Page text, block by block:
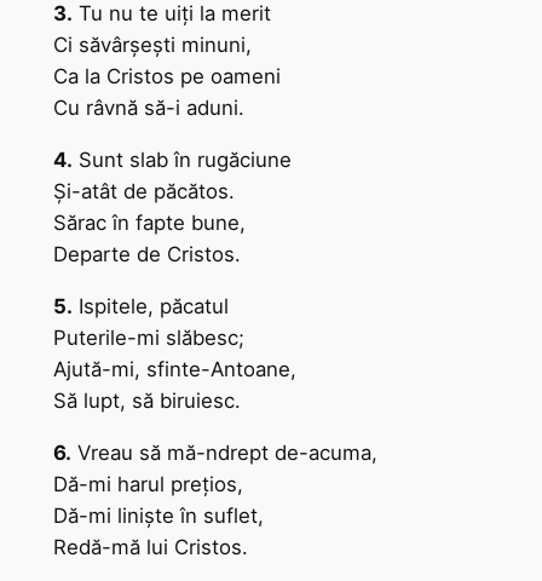
3. Tu nu te uiţi la merit
Ci săvârşeşti minuni,
Ca la Cristos pe oameni
Cu râvnă să-i aduni.
4. Sunt slab în rugăciune
Şi-atât de păcătos.
Sărac în fapte bune,
Departe de Cristos.
5. Ispitele, păcatul
Puterile-mi slăbesc;
Ajută-mi, sfinte-Antoane,
Să lupt, să biruiesc.
6. Vreau să mă-ndrept de-acuma,
Dă-mi harul preţios,
Dă-mi linişte în suflet,
Redă-mă lui Cristos.